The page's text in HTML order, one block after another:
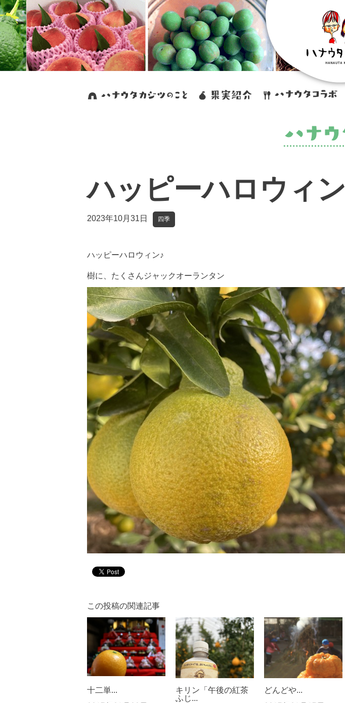
ハッピーハロウィン
2023年10月31日 四季
ハッピーハロウィン♪
樹に、たくさんジャックオーランタン
この投稿の関連記事
十二単...
キリン「午後の紅茶
ふじ...
どんどや...